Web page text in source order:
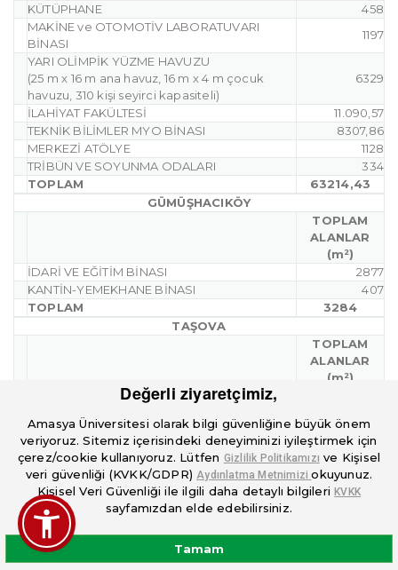
KÜTÜPHANE
458
MAKİNE ve OTOMOTİV LABORATUVARI
BİNASI
1197
YARI OLİMPİK YÜZME HAVUZU
(25 m x 16 m ana havuz, 16 m x 4 m çocuk
havuzu, 310 kişi seyirci kapasiteli)
6329
İLAHİYAT FAKÜLTESİ
11.090,57
TEKNİK BİLİMLER MYO BİNASI
8307,86
MERKEZİ ATÖLYE
1128
TRİBÜN VE SOYUNMA ODALARI
334
TOPLAM
63214,43
GÜMÜŞHACIKÖY
TOPLAM
ALANLAR
(m²)
İDARİ VE EĞİTİM BİNASI
2877
KANTİN-YEMEKHANE BİNASI
407
TOPLAM
3284
TAŞOVA
TOPLAM
ALANLAR
(m²)
İDARİ VE EĞİTİM BİNASI
TOPLAM
3013
MERZİFON
TOPLAM
ALANLAR
(m²)
İDARİ BİNA
EĞİTİM BİNASI (A BLOK)
782
EĞİTİM BİNASI (B BLOK)
Değerli ziyaretçimiz,
Amasya Üniversitesi olarak bilgi güvenliğine büyük önem
veriyoruz. Sitemiz içerisindeki deneyiminizi iyileştirmek için
çerez/cookie kullanıyoruz. Lütfen Gizlilik Politikamızı ve Kişisel
veri güvenliği (KVKK/GDPR) Aydınlatma Metnimiziokuyunuz.
Kişisel Veri Güvenliği ile ilgili daha detaylı bilgileriKVKK
sayfamızdan elde edebilirsiniz.
Tamam